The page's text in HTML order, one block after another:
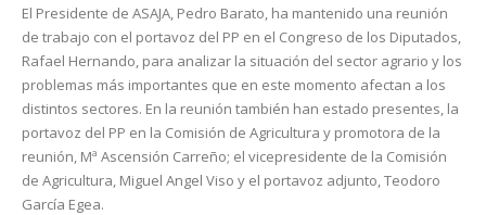
El Presidente de ASAJA, Pedro Barato, ha mantenido una reunión
de trabajo con el portavoz del PP en el Congreso de los Diputados,
Rafael Hernando, para analizar la situación del sector agrario y los
problemas más importantes que en este momento afectan a los
distintos sectores. En la reunión también han estado presentes, la
portavoz del PP en la Comisión de Agricultura y promotora de la
reunión, Mª Ascensión Carreño; el vicepresidente de la Comisión
de Agricultura, Miguel Angel Viso y el portavoz adjunto, Teodoro
García Egea.